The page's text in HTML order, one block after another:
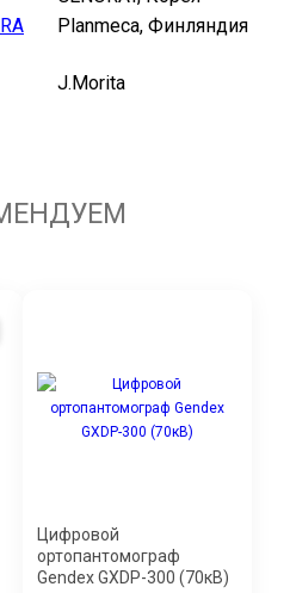
Planmeca, Финляндия
J.Morita
Цифровой
ортопантомограф
Gendex GXDP-300 (70кВ)